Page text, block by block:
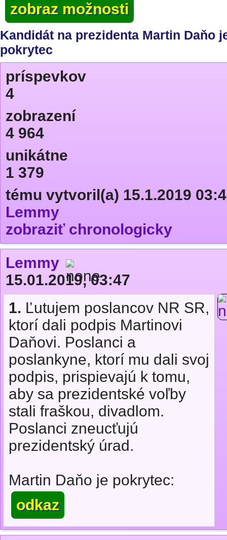
zobraz možnosti
Kandidát na prezidenta Martin Daňo
pokrytec
príspevkov
4
zobrazení
4 964
unikátne
1 379
tému vytvoril(a) 15.1.2019
Lemmy
zobraziť chronologicky
Lemmy
15.01.2019, 03:47
1. Ľutujem poslancov NR SR,
ktorí dali podpis Martinovi
Daňovi. Poslanci a
poslankyne, ktorí mu dali svoj
podpis, prispievajú k tomu,
aby sa prezidentské voľby
stali fraškou, divadlom.
Poslanci zneucťujú
prezidentský úrad.
Martin Daňo je pokrytec:
odkaz